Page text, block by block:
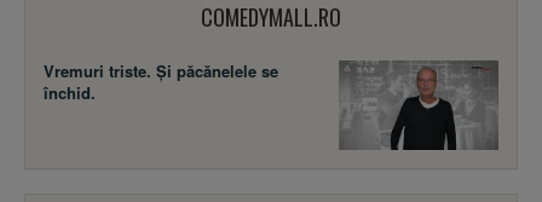
COMEDYMALL.RO
Vremuri triste. Şi păcănelele se
închid.